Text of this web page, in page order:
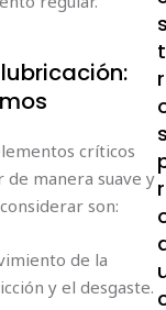
críticos
manera suave y
son:
de la
y el desgaste.
t
r
r